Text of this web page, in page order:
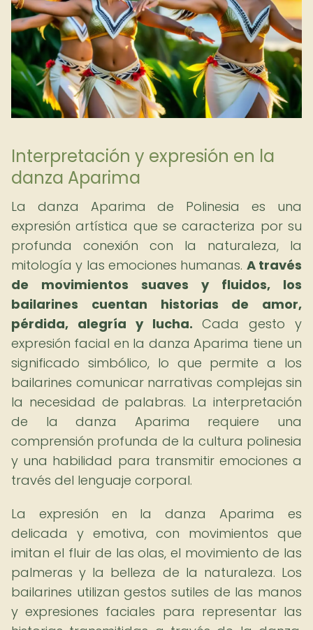
Interpretación y expresión en la
danza Aparima
La danza Aparima de Polinesia es una
expresión artística que se caracteriza por su
profunda conexión con la naturaleza, la
mitología y las emociones humanas. A través
de movimientos suaves y fluidos, los
bailarines cuentan historias de amor,
pérdida, alegría y lucha. Cada gesto y
expresión facial en la danza Aparima tiene un
significado simbólico, lo que permite a los
bailarines comunicar narrativas complejas sin
la necesidad de palabras. La interpretación
de la danza Aparima requiere una
comprensión profunda de la cultura polinesia
y una habilidad para transmitir emociones a
través del lenguaje corporal.
La expresión en la danza Aparima es
delicada y emotiva, con movimientos que
imitan el fluir de las olas, el movimiento de las
palmeras y la belleza de la naturaleza. Los
bailarines utilizan gestos sutiles de las manos
y expresiones faciales para representar las